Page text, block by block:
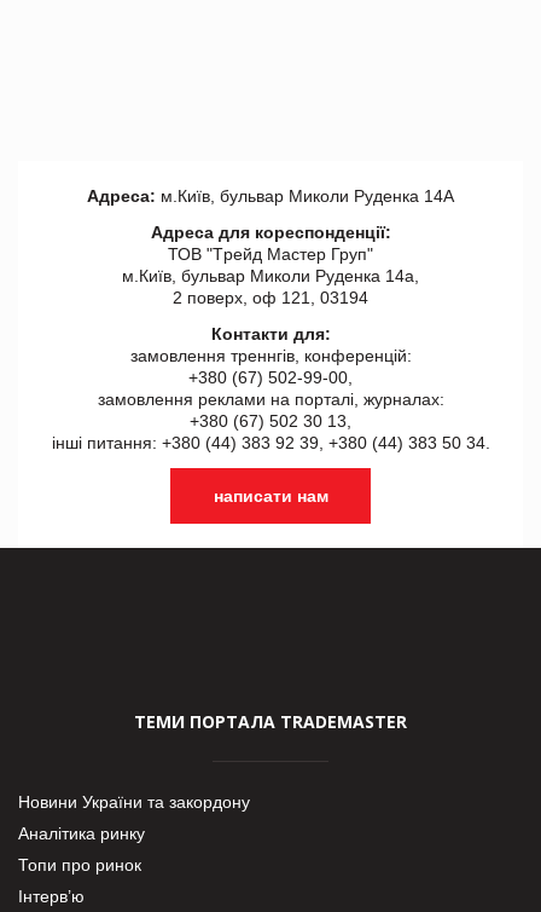
Адреса: м.Київ, бульвар Миколи Руденка 14А
Адреса для кореспонденції:
ТОВ "Tрейд Мастер Груп"
м.Київ, бульвар Миколи Руденка 14а,
2 поверх, оф 121, 03194
Контакти для:
замовлення треннгів, конференцій:
+380 (67) 502-99-00,
замовлення реклами на порталі, журналах:
+380 (67) 502 30 13,
інші питання: +380 (44) 383 92 39, +380 (44) 383 50 34.
написати нам
ТЕМИ ПОРТАЛА TRADEMASTER
Новини України та закордону
Аналітика ринку
Топи про ринок
Інтерв’ю